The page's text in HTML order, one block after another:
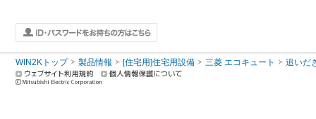
WIN2Kトップ 製品情報 [住宅用]住宅用設備 三菱 エコキュート 追いだ